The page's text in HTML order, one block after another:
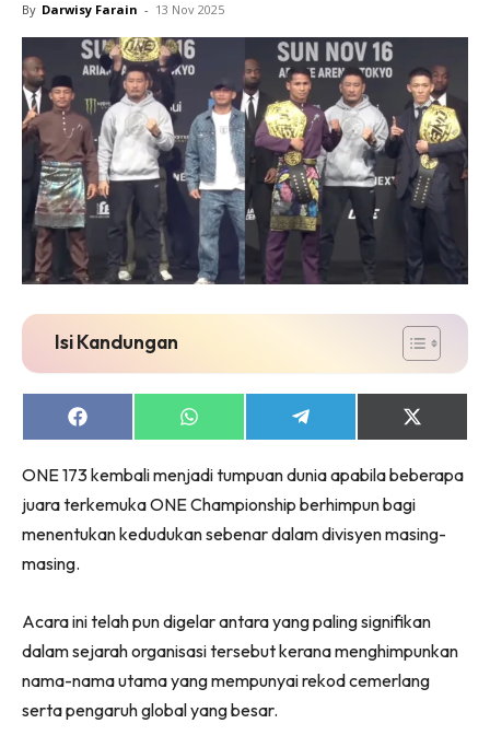
By Darwisy Farain - 13 Nov 2025
Isi Kandungan
Share
on
Share
on
Share
on
Share
on
(Twitter)
ONE 173 kembali menjadi tumpuan dunia apabila beberapa
juara terkemuka ONE Championship berhimpun bagi
menentukan kedudukan sebenar dalam divisyen masing-
masing.
Acara ini telah pun digelar antara yang paling signifikan
dalam sejarah organisasi tersebut kerana menghimpunkan
nama-nama utama yang mempunyai rekod cemerlang
serta pengaruh global yang besar.